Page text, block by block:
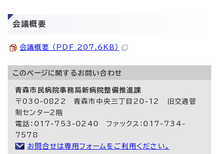
会議概要
会議概要 （PDF 207.6KB）
このページに関する お問い合わせ
青森市民病院事務局新病院整備推進課
〒030-0822 青森市中央三丁目20-12 旧交通管
制センター2階
電話：017-753-0240 ファックス：017-734-
7578
お問合せは専用フォームをご利用ください。